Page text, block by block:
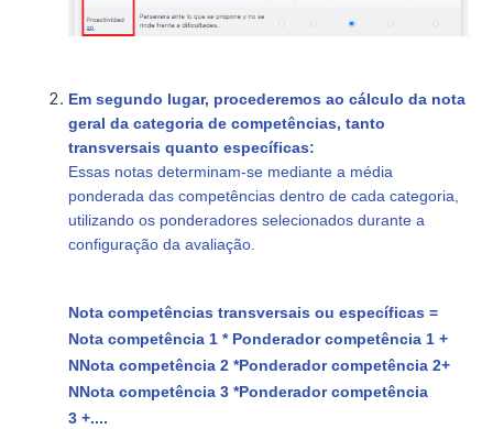
Em segundo lugar, procederemos ao cálculo da nota
geral da categoria de competências, tanto
transversais quanto específicas:
Essas notas determinam-se mediante a média
ponderada das competências dentro de cada categoria,
utilizando os ponderadores selecionados durante a
configuração da avaliação.
Nota competências transversais ou específicas =
Nota competência 1 * Ponderador competência 1 +
NNota competência 2 *Ponderador competência 2+
NNota competência 3 *Ponderador competência
3 +....